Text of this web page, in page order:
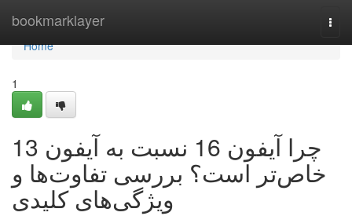
bookmarklayer
Home
Home
1
چرا آیفون 16 نسبت به آیفون 13
خاص‌تر است؟ بررسی تفاوت‌ها و
ویژگی‌های کلیدی